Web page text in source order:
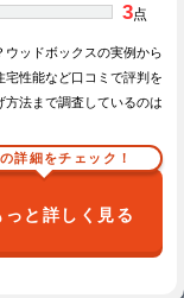
3点
ッドボックスの実例から
性能など口コミで評判を
法まで調査しているのは
詳細をチェック！
っと詳しく見る